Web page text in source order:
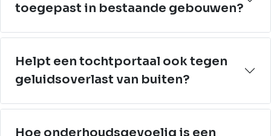
toegepast in bestaande gebouwen?
Helpt een tochtportaal ook tegen
geluidsoverlast van buiten?
Hoe onderhoudsgevoelig is een